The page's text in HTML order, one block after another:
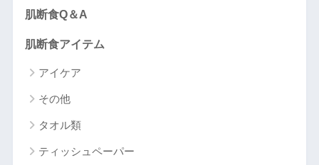
肌断食Q＆A
肌断食アイテム
アイケア
その他
タオル類
ティッシュペーパー